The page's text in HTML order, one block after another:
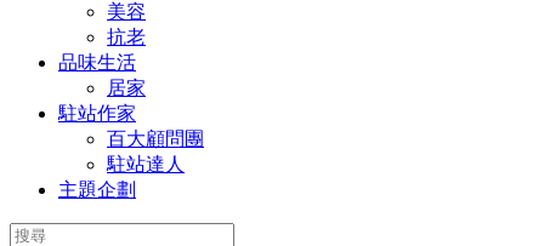
美容
抗老
品味生活
居家
駐站作家
百大顧問團
駐站達人
主題企劃